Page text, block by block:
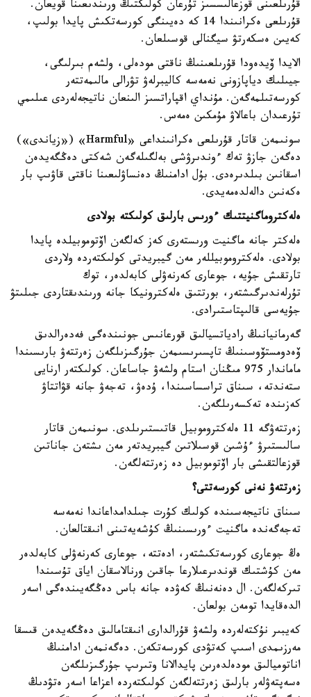
قۇرىلعىنى قوزعالىسسىز تۇرعان كولىكتىڭ ورىندىعىنا قويعان.
قۇرىلعى ەكرانىندا 14 كە دەيىنگى كورسەتكىش پايدا بولىپ،
كەيىن ەسكەرتۋ سيگنالى قوسىلعان.
الايدا ۆيدەودا قۇرىلعىنىڭ ناقتى مودەلى، ولشەم بىرلىگى،
جيىلىك دياپازونى نەمەسە كاليبرلەۋ تۋرالى مالىمەتتەر
كورسەتىلمەگەن. مۇنداي اقپاراتسىز الىنعان ناتيجەلەردى عىلىمي
تۇرعىدان باعالاۋ مۇمكىن ەمەس.
سونىمەن قاتار قۇرىلعى ەكرانىنداعى «Harmful» («زياندى»)
دەگەن جازۋ تەك ءوندىرۋشى بەلگىلەگەن شەكتى دەڭگەيدەن
اسقانىن بىلدىرەدى. بۇل ادامنىڭ دەنساۋلىعىنا ناقتى قاۋىپ بار
ەكەنىن دالەلدەمەيدى.
ەلەكتروماگنيتتىك ءورىس بارلىق كولىكتە بولادى
ەلەكتر جانە ماگنيت ورىستەرى كەز كەلگەن اۆتوموبيلدە پايدا
بولادى. ەلەكتروموبيللەر مەن گيبريدتى كولىكتەردە ولاردى
تارتقىش جۇيە، جوعارى كەرنەۋلى كابەلدەر، توك
تۇرلەندىرگىشتەر، بورتتىق ەلەكترونيكا جانە ورىندىقتاردى جىلىتۋ
جۇيەسى قالىپتاستىرادى.
گەرمانيانىڭ رادياتسيالىق قورعانىس جونىندەگى فەدەرالدىق
ۆەدومستۆوسىنىڭ تاپسىرىسىمەن جۇرگىزىلگەن زەرتتەۋ بارىسىندا
ماماندار 975 مىڭنان استام ولشەۋ جاساعان. كولىكتەر ارنايى
ستەندتە، سىناق تراسساسىندا، ۇدەۋ، تەجەۋ جانە قۋاتتاۋ
كەزىندە تەكسەرىلگەن.
زەرتتەۋگە 11 ەلەكتروموبيل قاتىستىرىلدى. سونىمەن قاتار
سالىستىرۋ ءۇشىن قوسىلاتىن گيبريدتەر مەن ىشتەن جاناتىن
قوزعالتقىشى بار اۆتوموبيل دە زەرتتەلگەن.
زەرتتەۋ نەنى كورسەتتى؟
سىناق ناتيجەسىندە كولىك كۇرت جىلدامداعاندا نەمەسە
تەجەگەندە ماگنيت ءورىسىنىڭ كۇشەيەتىنى انىقتالعان.
ەڭ جوعارى كورسەتكىشتەر، ادەتتە، جوعارى كەرنەۋلى كابەلدەر
مەن كۇشتىك قوندىرعىلارعا جاقىن ورنالاسقان اياق تۇسىندا
تىركەلگەن. ال دەنەنىڭ كەۋدە جانە باس دەڭگەيىندەگى اسەر
الدەقايدا تومەن بولعان.
كەيبىر نۇكتەلەردە ولشەۋ قۇرالدارى انىقتامالىق دەڭگەيدەن قىسقا
مەرزىمدى اسىپ كەتۋدى كورسەتكەن. دەگەنمەن ادامنىڭ
اناتوميالىق مودەلدەرىن پايدالانا وتىرىپ جۇرگىزىلگەن
ەسەپتەۋلەر بارلىق زەرتتەلگەن كولىكتەردە اعزاعا اسەر ەتۋدىڭ